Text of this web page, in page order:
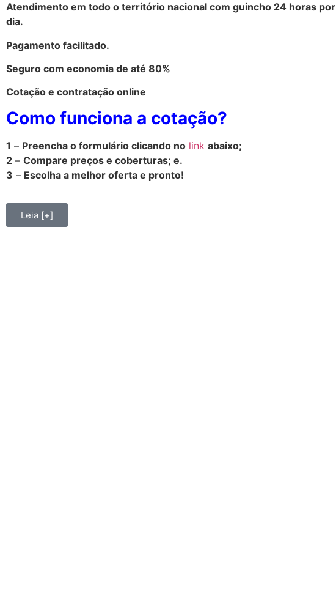
Atendimento em todo o território nacional com guincho 24 horas por
dia.
Pagamento facilitado.
Seguro com economia de até 80%
Cotação e contratação online
Como funciona a cotação?
1 – Preencha o formulário clicando no link abaixo;
2 – Compare preços e coberturas; e.
3 – Escolha a melhor oferta e pronto!
Leia [+]